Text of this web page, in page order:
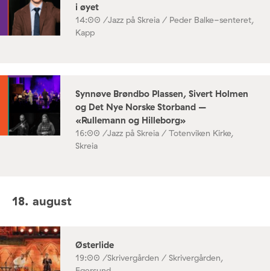
i øyet
14:00 /Jazz på Skreia / Peder Balke-senteret,
Kapp
Synnøve Brøndbo Plassen, Sivert Holmen
og Det Nye Norske Storband –
«Rullemann og Hilleborg»
16:00 /Jazz på Skreia / Totenviken Kirke,
Skreia
18. august
Østerlide
19:00 /Skrivergården / Skrivergården,